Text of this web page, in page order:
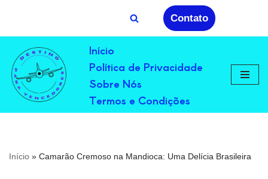
para
o
conteúdo
Contato
Início
Política de Privacidade
Sobre Nós
Termos e Condições
Início » Camarão Cremoso na Mandioca: Uma Delícia Brasileira